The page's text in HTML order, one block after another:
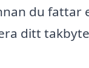
du fattar
ditt